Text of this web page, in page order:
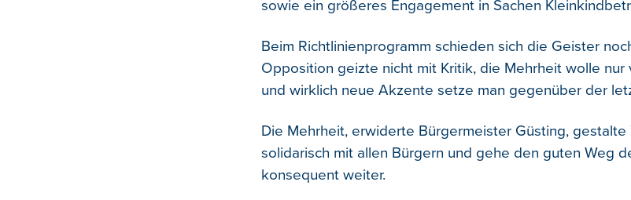
sowie ein größeres Engagement in Sachen
Beim Richtlinienprogramm schieden sich die Geister
Opposition geizte nicht mit Kritik, die Mehrheit wolle
und wirklich neue Akzente setze man gegenüber der
Die Mehrheit, erwiderte Bürgermeister Güsting, gestalte
solidarisch mit allen Bürgern und gehe den guten Weg
konsequent weiter.